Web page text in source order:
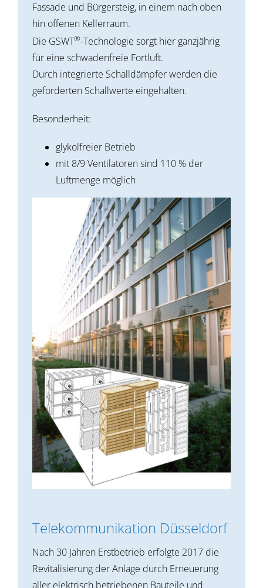
Fassade und Bürgersteig, in einem nach oben
hin offenen Kellerraum.
Die GSWT®-Technologie sorgt hier ganzjährig
für eine schwadenfreie Fortluft.
Durch integrierte Schalldämpfer werden die
geforderten Schallwerte eingehalten.
Besonderheit:
glykolfreier Betrieb
mit 8/9 Ventilatoren sind 110 % der
Luftmenge möglich
Telekommunikation Düsseldorf
Nach 30 Jahren Erstbetrieb erfolgte 2017 die
Revitalisierung der Anlage durch Erneuerung
aller elektrisch betriebenen Bauteile und